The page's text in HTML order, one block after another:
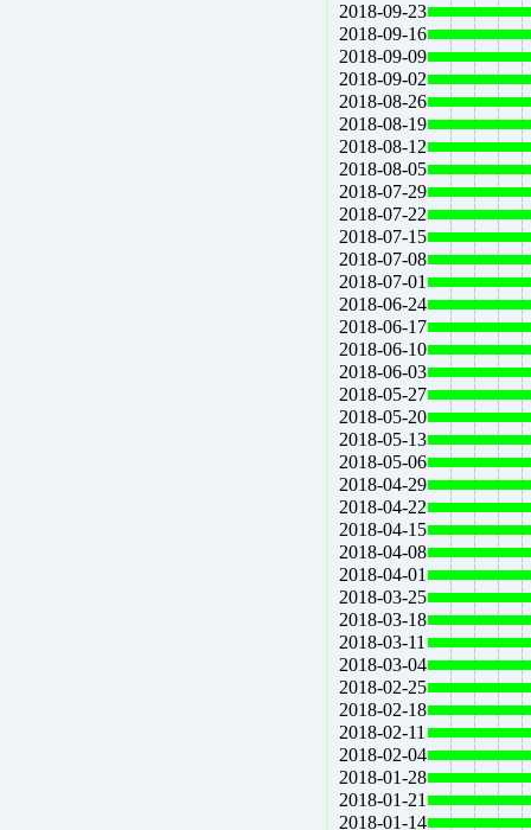
2018-09-23
2018-09-16
2018-09-09
2018-09-02
2018-08-26
2018-08-19
2018-08-12
2018-08-05
2018-07-29
2018-07-22
2018-07-15
2018-07-08
2018-07-01
2018-06-24
2018-06-17
2018-06-10
2018-06-03
2018-05-27
2018-05-20
2018-05-13
2018-05-06
2018-04-29
2018-04-22
2018-04-15
2018-04-08
2018-04-01
2018-03-25
2018-03-18
2018-03-11
2018-03-04
2018-02-25
2018-02-18
2018-02-11
2018-02-04
2018-01-28
2018-01-21
2018-01-14